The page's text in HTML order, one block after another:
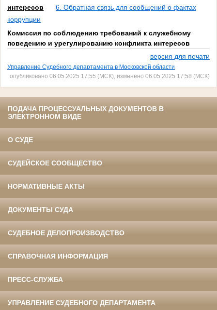
интересов
6. Обратная связь для сообщений о фактах
коррупции
Комиссия по соблюдению требований к служебному
поведению и урегулированию конфликта интересов
версия для печати
Управление Судебного департамента в Московской области
опубликовано 06.05.2025 17:55 (МСК), изменено 06.05.2025 17:58 (МСК)
ПОДАЧА ПРОЦЕССУАЛЬНЫХ ДОКУМЕНТОВ В
ЭЛЕКТРОННОМ ВИДЕ
О СУДЕ
СУДЕЙСКОЕ СООБЩЕСТВО
НОРМАТИВНЫЕ АКТЫ
ДОКУМЕНТЫ СУДА
СУДЕБНОЕ ДЕЛОПРОИЗВОДСТВО
СПРАВОЧНАЯ ИНФОРМАЦИЯ
ПРЕСС-СЛУЖБА
УПРАВЛЕНИЕ СУДЕБНОГО ДЕПАРТАМЕНТА